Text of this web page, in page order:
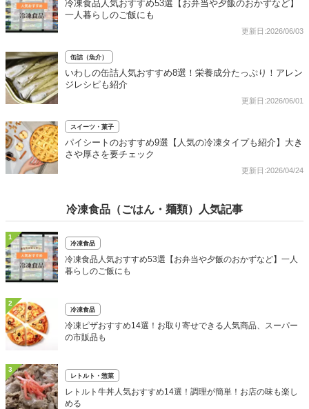
冷凍食品人気おすすめ53選【お弁当や夕飯のおかずなど】
一人暮らしのご飯にも
更新日:2026/06/03
缶詰（魚介）
いわしの缶詰人気おすすめ8選！栄養成分たっぷり！アレン
ジレシピも紹介
更新日:2026/06/01
スイーツ・菓子
パイシートのおすすめ9選【人気の冷凍タイプも紹介】大き
さや厚さを要チェック
更新日:2026/04/24
冷凍食品（ごはん・麺類）人気記事
1
冷凍食品
冷凍食品人気おすすめ53選【お弁当や夕飯のおかずなど】一人
暮らしのご飯にも
2
冷凍食品
冷凍ピザおすすめ14選！お取り寄せできる人気商品、スーパー
の市販品も
3
レトルト・惣菜
レトルト牛丼人気おすすめ14選！調理が簡単！お店の味も楽し
める